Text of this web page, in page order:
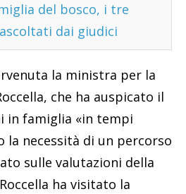
del bosco, i tre
dai giudici
la ministra per la
che ha auspicato il
in famiglia «in tempi
la necessità di un percorso
sulle valutazioni della
ha visitato la